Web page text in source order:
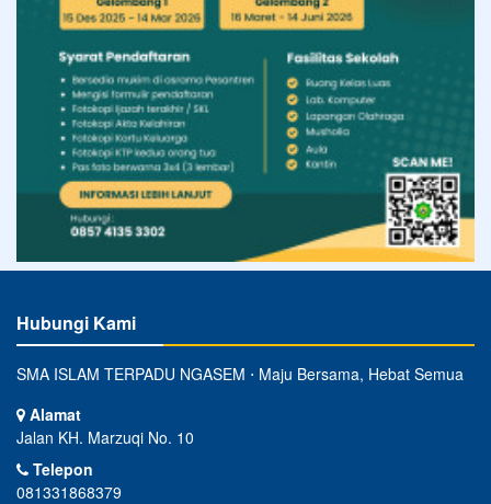
Hubungi Kami
SMA ISLAM TERPADU NGASEM ⋅ Maju Bersama, Hebat Semua
Alamat
Jalan KH. Marzuqi No. 10
Telepon
081331868379